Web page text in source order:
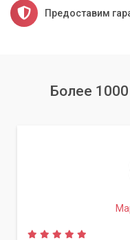
Предоставим
Более